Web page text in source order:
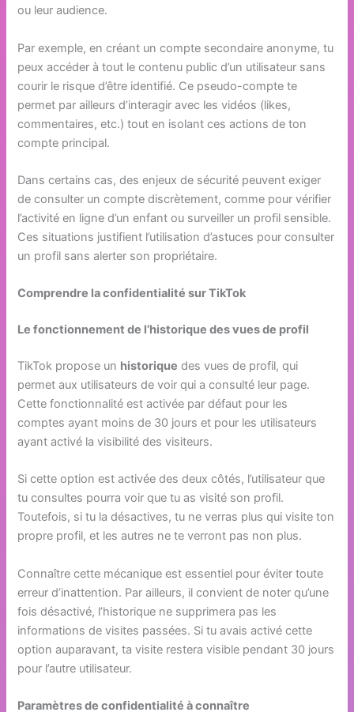
ou leur audience.
Par exemple, en créant un compte secondaire anonyme, tu
peux accéder à tout le contenu public d’un utilisateur sans
courir le risque d’être identifié. Ce pseudo-compte te
permet par ailleurs d’interagir avec les vidéos (likes,
commentaires, etc.) tout en isolant ces actions de ton
compte principal.
Dans certains cas, des enjeux de sécurité peuvent exiger
de consulter un compte discrètement, comme pour vérifier
l’activité en ligne d’un enfant ou surveiller un profil sensible.
Ces situations justifient l’utilisation d’astuces pour consulter
un profil sans alerter son propriétaire.
Comprendre la confidentialité sur TikTok
Le fonctionnement de l’historique des vues de profil
TikTok propose un historique des vues de profil, qui
permet aux utilisateurs de voir qui a consulté leur page.
Cette fonctionnalité est activée par défaut pour les
comptes ayant moins de 30 jours et pour les utilisateurs
ayant activé la visibilité des visiteurs.
Si cette option est activée des deux côtés, l’utilisateur que
tu consultes pourra voir que tu as visité son profil.
Toutefois, si tu la désactives, tu ne verras plus qui visite ton
propre profil, et les autres ne te verront pas non plus.
Connaître cette mécanique est essentiel pour éviter toute
erreur d’inattention. Par ailleurs, il convient de noter qu’une
fois désactivé, l’historique ne supprimera pas les
informations de visites passées. Si tu avais activé cette
option auparavant, ta visite restera visible pendant 30 jours
pour l’autre utilisateur.
Paramètres de confidentialité à connaître